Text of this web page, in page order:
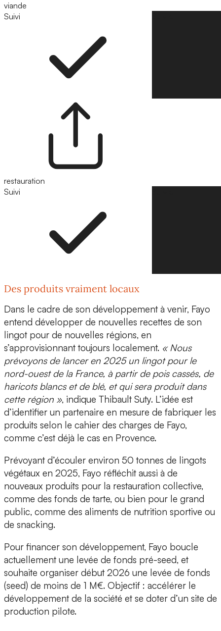
viande
Suivi
restauration
Suivi
Des produits vraiment locaux
Dans le cadre de son développement à venir, Fayo
entend développer de nouvelles recettes de son
lingot pour de nouvelles régions, en
s’approvisionnant toujours localement. « Nous
prévoyons de lancer en 2025 un lingot pour le
nord-ouest de la France, à partir de pois cassés, de
haricots blancs et de blé, et qui sera produit dans
cette région », indique Thibault Suty. L’idée est
d’identifier un partenaire en mesure de fabriquer les
produits selon le cahier des charges de Fayo,
comme c’est déjà le cas en Provence.
Prévoyant d’écouler environ 50 tonnes de lingots
végétaux en 2025, Fayo réfléchit aussi à de
nouveaux produits pour la restauration collective,
comme des fonds de tarte, ou bien pour le grand
public, comme des aliments de nutrition sportive ou
de snacking.
Pour financer son développement, Fayo boucle
actuellement une levée de fonds pré-seed, et
souhaite organiser début 2026 une levée de fonds
(seed) de moins de 1 M€. Objectif : accélérer le
développement de la société et se doter d’un site de
production pilote.